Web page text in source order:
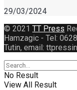
29/03/2024
© 2021 TT Press
Hamzagic - Tel:
Tutin, email:
No Result
View All Result